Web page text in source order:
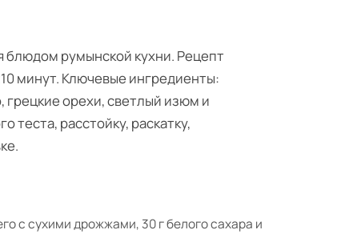
блюдом румынской кухни. Рецепт
минут. Ключевые ингредиенты:
грецкие орехи, светлый изюм и
расстойку, раскатку,
с сухими дрожжами, 30 г белого сахара и